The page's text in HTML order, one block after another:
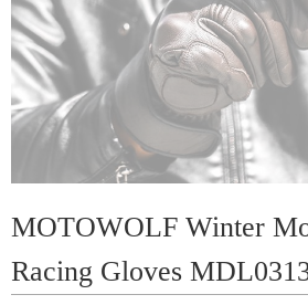
MOTOWOLF Winter
Racing Gloves